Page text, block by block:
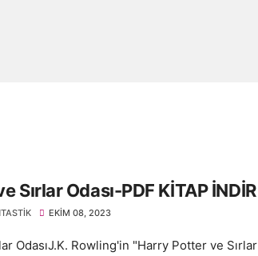
Sırlar Odası-PDF KİTAP İNDİR
EKIM 08, 2023
OdasıJ.K. Rowling'in "Harry Potter ve Sırlar